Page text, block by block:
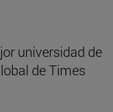
universidad de
de Times